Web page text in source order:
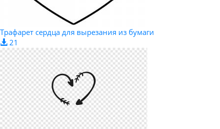
Трафарет сердца для вырезания из бумаги
21